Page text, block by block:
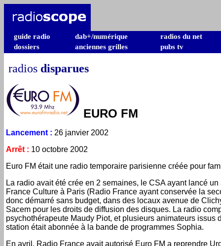
guide radio dab+/numérique
radios du net
dossiers
anciennes grilles pubs tv
radios disparues
EURO FM
Lancement : 26 janvier 2002
Arrêt : 10 octobre 2002
Euro FM était une radio temporaire parisienne créée pour
La radio avait été crée en 2 semaines, le CSA ayant lancé
France Culture à Paris (Radio France ayant conservée la
donc démarré sans budget, dans des locaux avenue de
Sacem pour les droits de diffusion des disques. La radio
psychothérapeute Maudy Piot, et plusieurs animateurs
station était abonnée à la bande de programmes Sophia.
En avril, Radio France avait autorisé Euro FM a reprendre